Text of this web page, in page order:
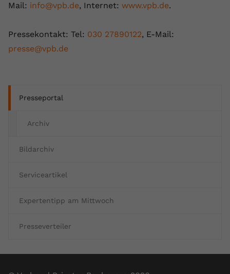
Presseportal
Archiv
Bildarchiv
Serviceartikel
Expertentipp am Mittwoch
Presseverteiler
Mail: info@vpb.de, Internet: www.vpb.de.
Pressekontakt: Tel: 030 27890122, E-Mail:
presse@vpb.de